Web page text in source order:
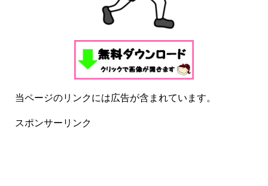
当ページのリンクには広告が含まれています。
スポンサーリンク